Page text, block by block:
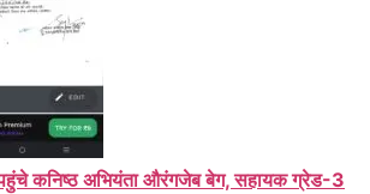
कनिष्ठ अभियंता औरंगजेब बेग, सहायक ग्रेड-3